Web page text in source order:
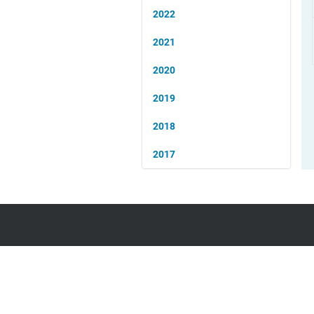
2022
2021
2020
2019
2018
2017